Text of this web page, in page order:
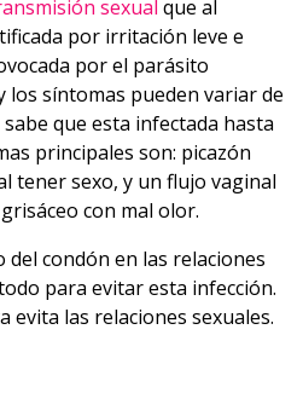
sexual que al
por irritación leve e
por el parásito
los síntomas pueden variar de
que esta infectada hasta
principales son: picazón
tener sexo, y un flujo vaginal
con mal olor.
del condón en las relaciones
para evitar esta infección.
evita las relaciones sexuales.